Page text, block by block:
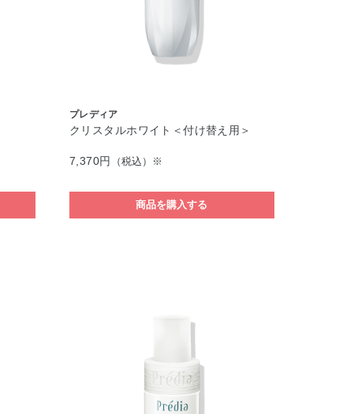
プレディア
クリスタルホワイト＜付け替え用＞
7,370円 （税込）※
商品を購入する